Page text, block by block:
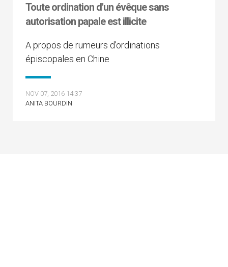
Toute ordination d'un évêque sans
autorisation papale est illicite
A propos de rumeurs d’ordinations
épiscopales en Chine
NOV 07, 2016 14:37
ANITA BOURDIN